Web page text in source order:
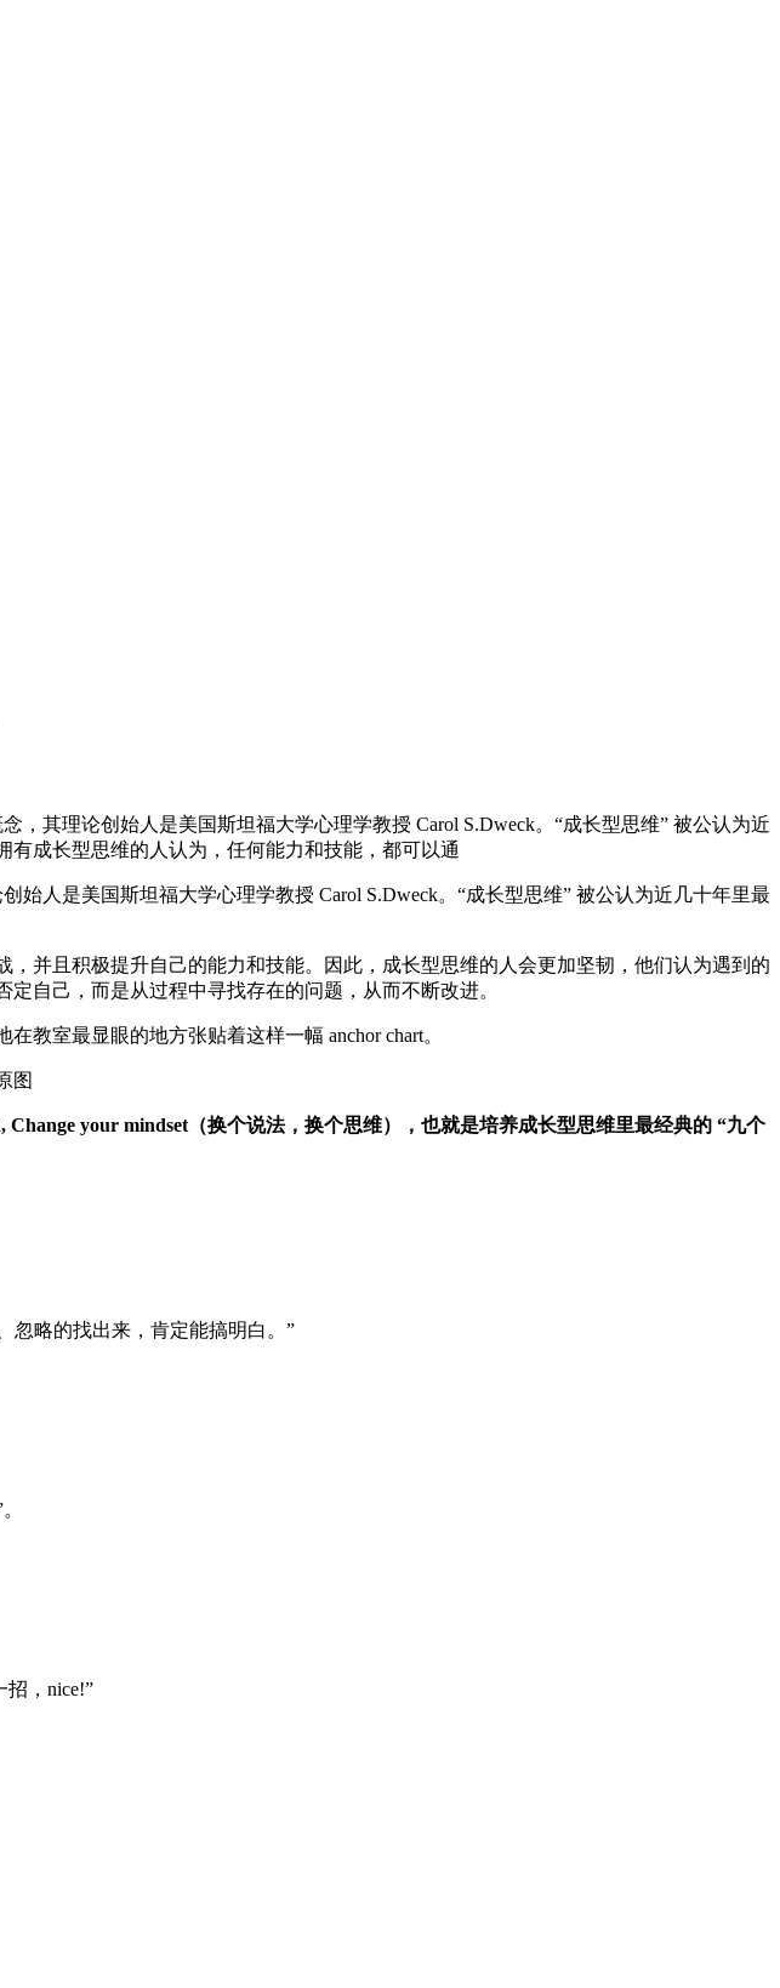
，其理论创始人是美国斯坦福大学心理学教授 Carol S.Dweck。“成长型思维” 被公认为近
成长型思维的人认为，任何能力和技能，都可以通
始人是美国斯坦福大学心理学教授 Carol S.Dweck。“成长型思维” 被公认为近几十年里最
并且积极提升自己的能力和技能。因此， 成长型思维的人会更加坚韧，他们认为遇到 的
定自己，而是从过程中寻找存在的问题，从而不断改进。
教室最显眼的地方张贴着这样一幅 anchor chart。
略的找出来，肯定能搞明白。”